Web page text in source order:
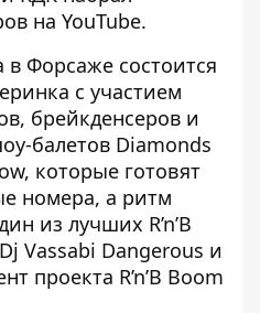
на YouTube.
в Форсаже состоится
с участием
брейкденсеров и
балетов Diamonds
которые готовят
номера, а ритм
из лучших R’n’B
Vassabi Dangerous и
проекта R’n’B Boom